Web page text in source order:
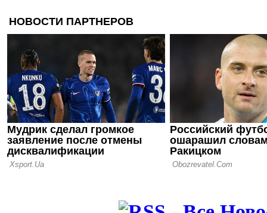
08.06.26 09:40
Малага
к
07.06.26 16:16
Выборы
сенсация